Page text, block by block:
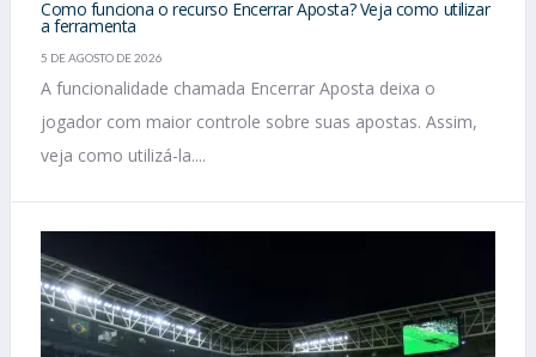
Como funciona o recurso Encerrar Aposta? Veja como utilizar
a ferramenta
5 DE AGOSTO DE 2026
A funcionalidade chamada Encerrar Aposta deixa o
jogador com maior controle sobre suas apostas. Assim,
veja como utilizá-la....